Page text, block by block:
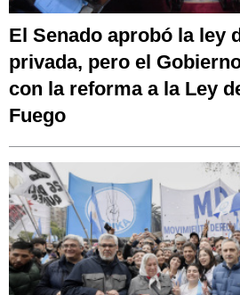
El Senado aprobó la ley
privada, pero el
con la reforma a la Ley
Fuego